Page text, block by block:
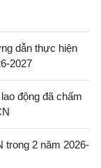
dẫn thực hiện
2027
động đã chấm
trong 2 năm 2026-